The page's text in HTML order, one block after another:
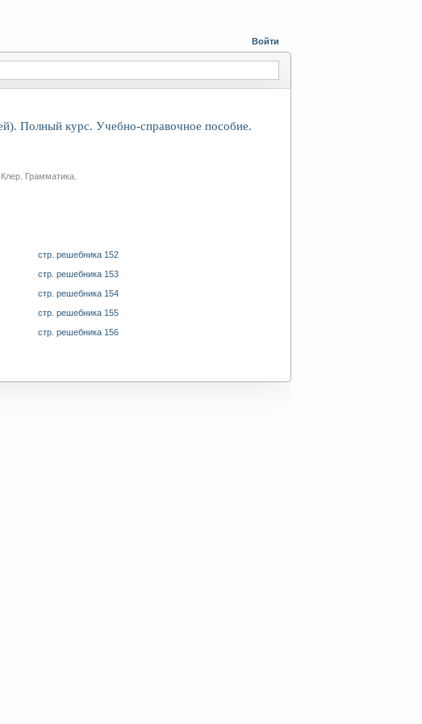
Войти
Полный курс. Учебно-справочное пособие.
Грамматика.
стр. решебника 152
стр. решебника 153
стр. решебника 154
стр. решебника 155
стр. решебника 156